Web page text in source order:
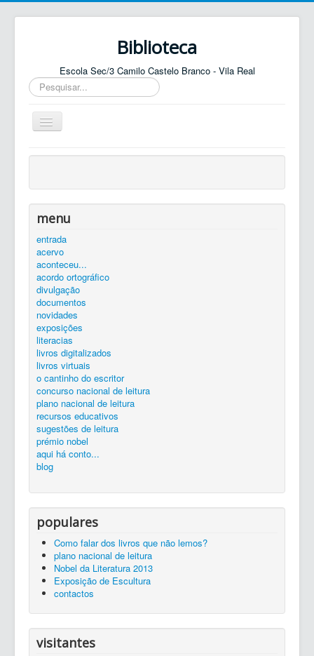
Biblioteca
Escola Sec/3 Camilo Castelo Branco - Vila Real
Pesquisar...
Ativar/Desativar
navegação
entrada
catálogo
equipa
elos
contactos
autenticar
silêncio...
ler é preciso...
exposições...
livroscatálogo
zona de trabalho
Entrada
menu
entrada
acervo
aconteceu...
acordo ortográfico
divulgação
documentos
novidades
exposições
literacias
livros digitalizados
livros virtuais
o cantinho do escritor
concurso nacional de leitura
plano nacional de leitura
recursos educativos
sugestões de leitura
prémio nobel
aqui há conto...
blog
populares
Como falar dos livros que não lemos?
plano nacional de leitura
Nobel da Literatura 2013
Exposição de Escultura
contactos
visitantes